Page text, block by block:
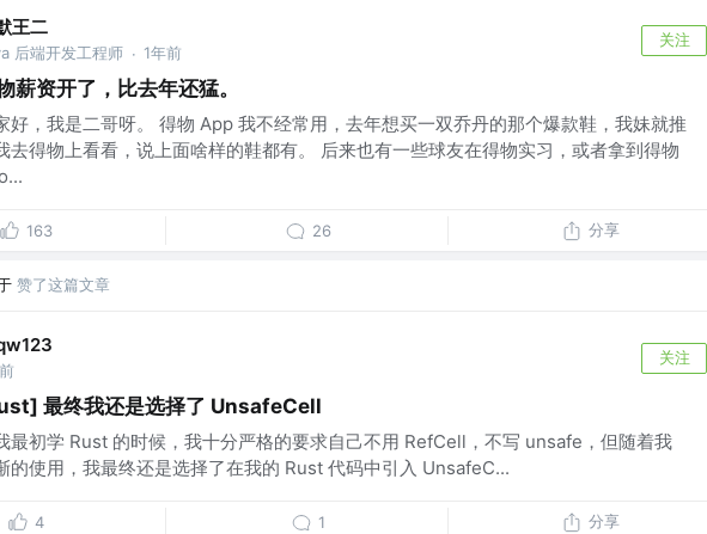
王二
后端开发工程师 · 1年前
关注
薪资开了，比去年还猛。
好，我是二哥呀。 得物 App 我不经常用，去年想买一双乔丹的那个爆款鞋，我妹就推
去得物上看看，说上面啥样的鞋都有。 后来也有一些球友在得物实习，或者拿到得物
163 26 分享
赞了这篇文章
关注
最终我还是选择了 UnsafeCell
最初学 Rust 的时候，我十分严格的要求自己不用 RefCell，不写 unsafe，但随着我
的使用，我最终还是选择了在我的 Rust 代码中引入 UnsafeC...
4 1 分享